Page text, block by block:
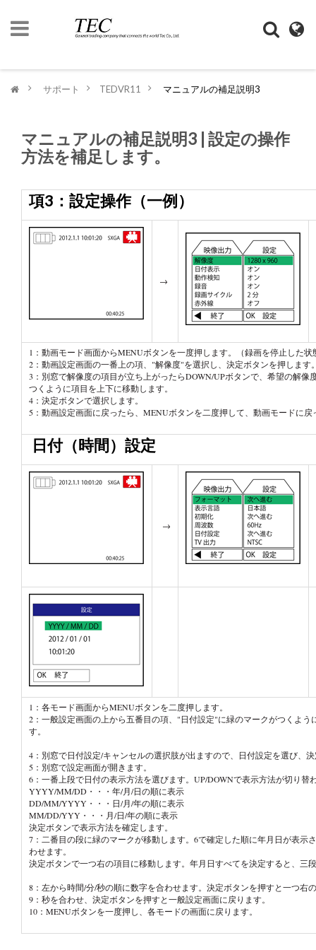
プ
企
業
デ
ジ
ラ
イ
フ
ス
タ
イ
ル
ー
> サポート > TEDVR11 > マニュアルの補足説明3
マニュアルの補足説明3 | 設定の操作
方法を補足します。
項3：設定操作（一例）
→
1：動画モード画面からMENUボタンを一度押します。（録画を停止した
2：動画設定画面の一番上の項、"解像度"を選択し、決定ボタンを押します
3：別窓で解像度の項目が立ち上がったらDOWN/UPボタンで、希望の解像
つくように項目を上下に移動します。
4：決定ボタンで選択します。
5：動画設定画面に戻ったら、MENUボタンを二度押して、動画モードに戻
日付（時間）設定
→
1：各モード画面からMENUボタンを二度押します。
2：一般設定画面の上から五番目の項、"日付設定"に緑のマークがつくよう
す。
4：別窓で日付設定/キャンセルの選択肢が出ますので、日付
5：別窓で設定画面が開きます。
6：一番上段で日付の表示方法を選びます。UP/DOWNで表
YYYY/MM/DD・・・年/月/日の順に表示
DD/MM/YYYY・・・日/月/年の順に表示
MM/DD/YYY・・・月/日/年の順に表示
決定ボタンで表示方法を確定します。
7：二番目の段に緑のマークが移動します。6で確定した順に年月日が表示
わせます。
決定ボタンで一つ右の項目に移動します。年月日すべてを決定す
8：左から時間/分/秒の順に数字を合わせます。決定ボタンを
9：秒を合わせ、決定ボタンを押すと一般設定画面に戻り
10：MENUボタンを一度押し、各モードの画面に戻りま